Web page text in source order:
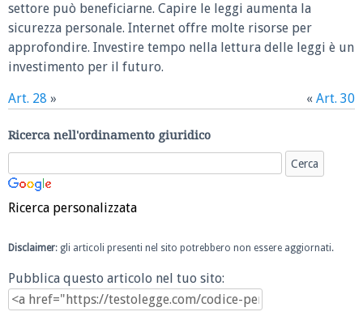
settore può beneficiarne. Capire le leggi aumenta la
sicurezza personale. Internet offre molte risorse per
approfondire. Investire tempo nella lettura delle leggi è un
investimento per il futuro.
Art. 28 » « Art. 30
Ricerca nell'ordinamento giuridico
Ricerca personalizzata
Disclaimer: gli articoli presenti nel sito potrebbero non essere aggiornati.
Pubblica questo articolo nel tuo sito: